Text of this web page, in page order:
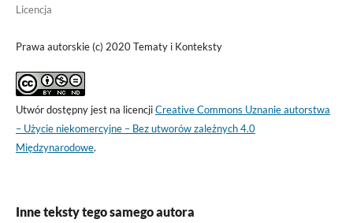
Licencja
Prawa autorskie (c) 2020 Tematy i Konteksty
Utwór dostępny jest na licencjiCreative Commons Uznanie autorstwa
– Użycie niekomercyjne – Bez utworów zależnych 4.0
Międzynarodowe.
Inne teksty tego samego autora